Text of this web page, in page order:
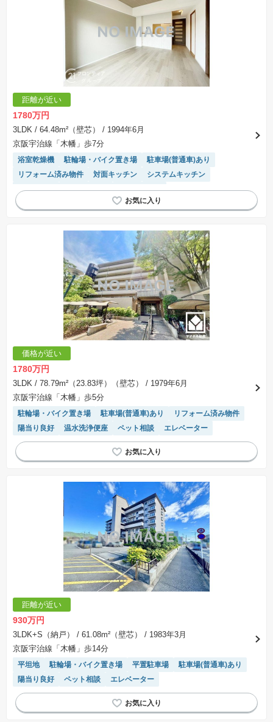
距離が近い
1780万円
3LDK / 64.48m²（壁芯）
/ 1994年6月
京阪宇治線「木幡」歩7分
浴室乾燥機 駐輪場・バイク置き場
駐車場(普通車)あり
リフォーム済み物件
対面キッチン
システムキッチン
陽当り良好
温水洗浄便座 エレベーター
価格が近い
1780万円
3LDK / 78.79m²（23.83坪）（壁芯）
/ 1979年6月
京阪宇治線「木幡」歩5分
駐輪場・バイク置き場 駐車場(普通車)あり
リフォーム済み物件
陽当り良好
温水洗浄便座 ペット相談 エレベーター
距離が近い
930万円
3LDK+S（納戸） / 61.08m²（壁芯）
/ 1983年3月
京阪宇治線「木幡」歩14分
平坦地 駐輪場・バイク置き場 平置駐車場
駐車場(普通車)あり
陽当り良好
ペット相談 エレベーター